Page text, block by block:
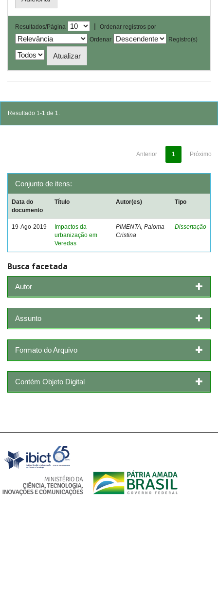
Resultados/Página |
Ordenar registros por
Ordenar
Registro(s)
Resultado 1-1 de 1.
Anterior 1 Próximo
Conjunto de itens:
Data do
documento
Título Autor(es) Tipo
19-Ago-2019
Impactos da
urbanização em
Veredas
PIMENTA, Paloma
Cristina
Dissertação
Busca facetada
Autor
Assunto
Formato do Arquivo
Contém Objeto Digital